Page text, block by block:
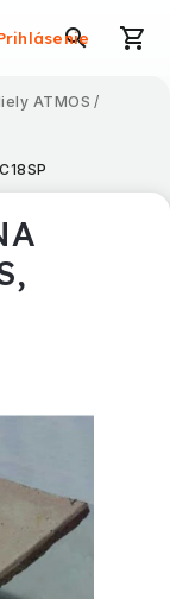
ATMOS /